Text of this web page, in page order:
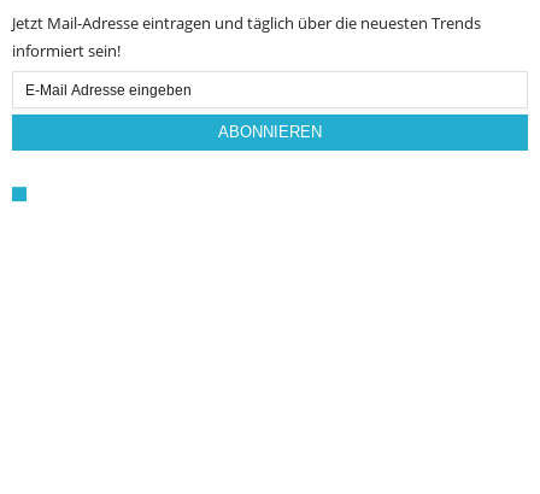
Jetzt Mail-Adresse eintragen und täglich über die neuesten Trends
informiert sein!
Email
Subscription
ABONNIEREN